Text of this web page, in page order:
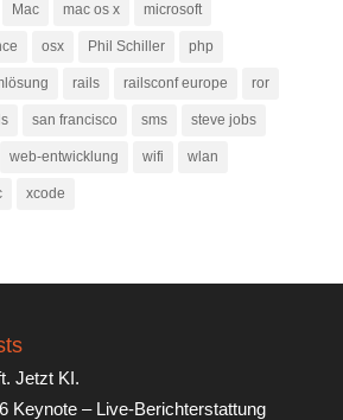
Mac mac os x microsoft
osx Phil Schiller php
rails railsconf europe ror
san francisco sms steve jobs
web-entwicklung wifi wlan
xcode
Jetzt KI.
Keynote – Live-Berichterstattung